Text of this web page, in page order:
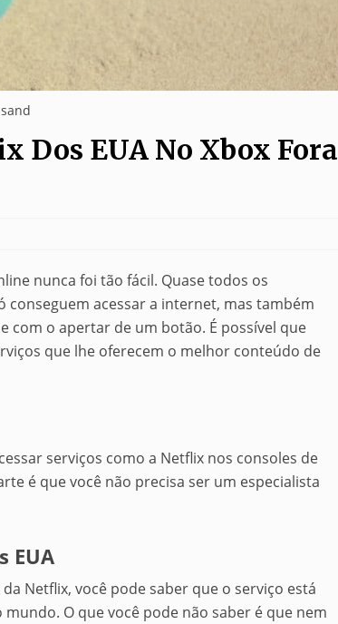
Dos EUA No Xbox Fora
nunca foi tão fácil. Quase todos os
conseguem acessar a internet, mas também
com o apertar de um botão. É possível que
que lhe oferecem o melhor conteúdo de
serviços como a Netflix nos consoles de
é que você não precisa ser um especialista
EUA
Netflix, você pode saber que o serviço está
O que você pode não saber é que nem